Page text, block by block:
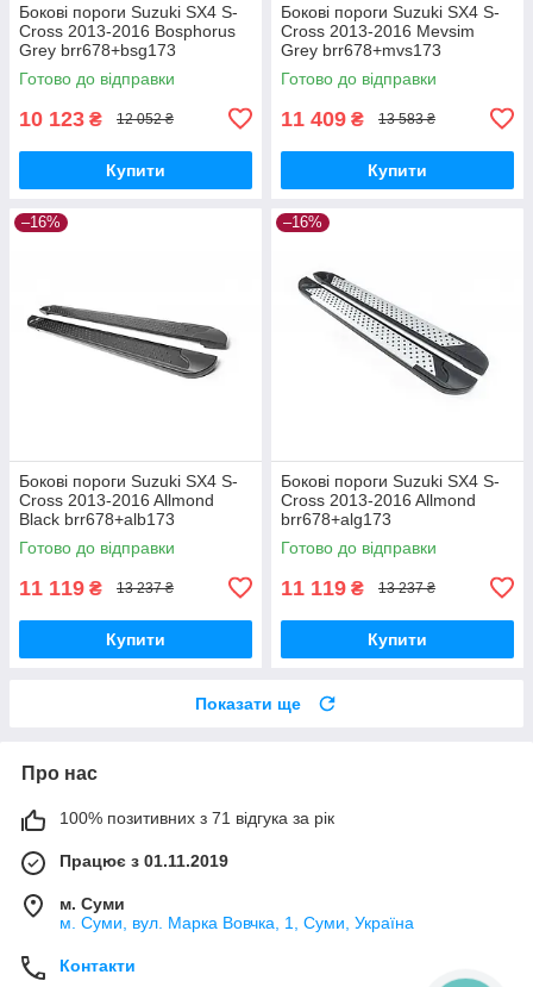
Бокові пороги Suzuki SX4 S-
Cross 2013-2016 Bosphorus
Grey brr678+bsg173
Готово до відправки
10 123 ₴ 12 052 ₴
Купити
Бокові пороги Suzuki SX4 S-
Cross 2013-2016 Mevsim
Grey brr678+mvs173
Готово до відправки
11 409 ₴ 13 583 ₴
Купити
–16%
Бокові пороги Suzuki SX4 S-
Cross 2013-2016 Allmond
Black brr678+alb173
Готово до відправки
11 119 ₴ 13 237 ₴
Купити
–16%
Бокові пороги Suzuki SX4 S-
Cross 2013-2016 Allmond
brr678+alg173
Готово до відправки
11 119 ₴ 13 237 ₴
Купити
Показати ще
Про нас
100% позитивних з 71 відгука за рік
Працює з 01.11.2019
м. Суми
м. Суми, вул. Марка Вовчка, 1, Суми, Україна
Контакти